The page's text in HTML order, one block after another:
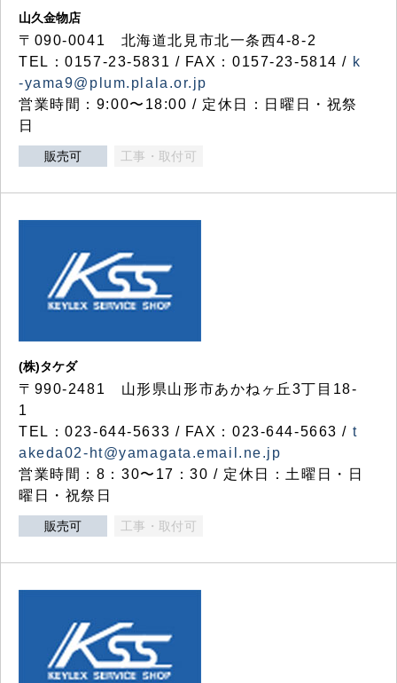
山久金物店
〒090-0041 北海道北見市北一条西4-8-2
TEL：0157-23-5831 / FAX：0157-23-5814 / k
-yama9@plum.plala.or.jp
営業時間：9:00〜18:00 / 定休日：日曜日・祝祭
日
販売可 工事・取付可
(株)タケダ
〒990-2481 山形県山形市あかねヶ丘3丁目18-
1
TEL：023-644-5633 / FAX：023-644-5663 / t
akeda02-ht@yamagata.email.ne.jp
営業時間：8：30〜17：30 / 定休日：土曜日・日
曜日・祝祭日
販売可 工事・取付可